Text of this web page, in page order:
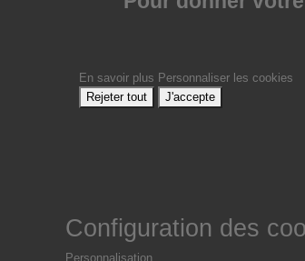
En savoir plus Personnaliser les cookies
Rejeter tout
J'accepte
Configuration des
Personnalisation